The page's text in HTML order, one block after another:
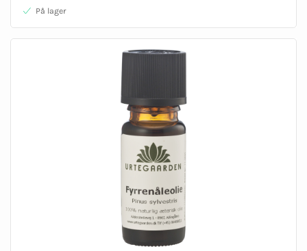
På lager